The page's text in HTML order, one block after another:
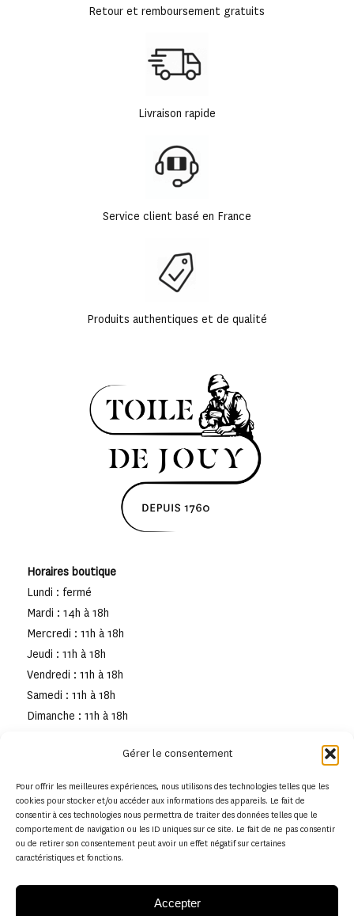
Gérer le consentement
Pour offrir les meilleures expériences, nous utilisons des technologies telles que les
cookies pour stocker et/ou accéder aux informations des appareils. Le fait de
consentir à ces technologies nous permettra de traiter des données telles que le
comportement de navigation ou les ID uniques sur ce site. Le fait de ne pas consentir
ou de retirer son consentement peut avoir un effet négatif sur certaines
caractéristiques et fonctions.
Accepter
Retour et remboursement gratuits
Livraison rapide
Service client basé en France
Produits authentiques et de qualité
Horaires boutique
Lundi : fermé
Mardi : 14h à 18h
Mercredi : 11h à 18h
Jeudi : 11h à 18h
Vendredi : 11h à 18h
Samedi : 11h à 18h
Dimanche : 11h à 18h